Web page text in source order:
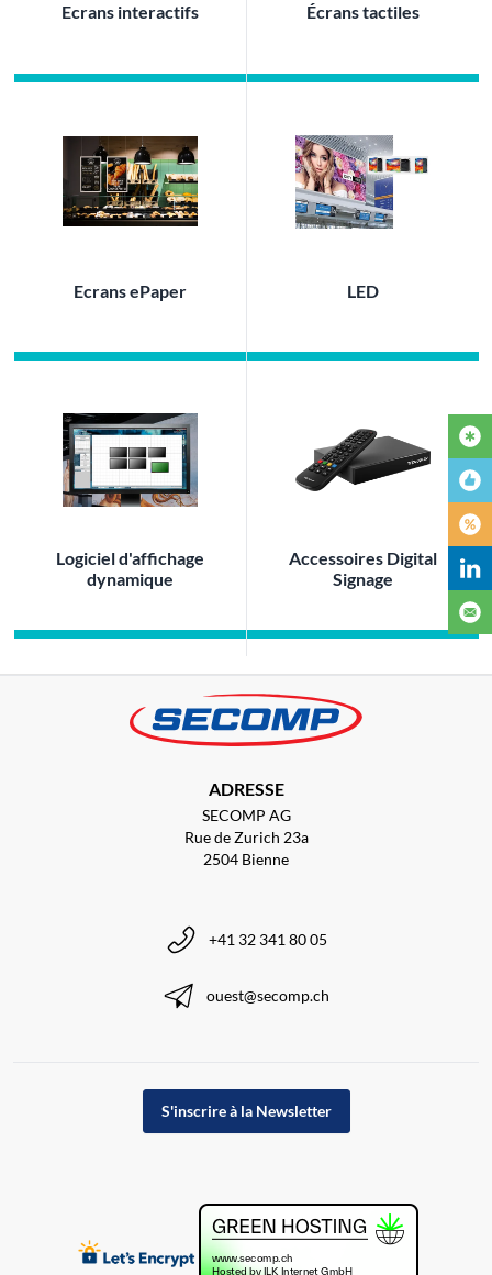
Ecrans interactifs Écrans tactiles
Ecrans ePaper LED
Logiciel d'affichage
dynamique
Accessoires Digital
Signage
ADRESSE
SECOMP AG
Rue de Zurich 23a
2504 Bienne
+41 32 341 80 05
ouest@secomp.ch
S'inscrire à la Newsletter